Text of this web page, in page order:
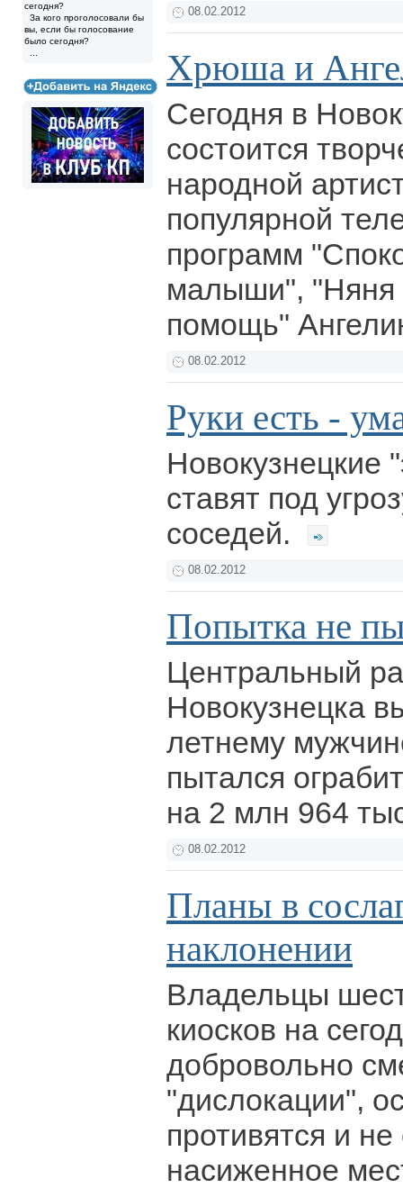
сегодня?
За кого проголосовали бы
вы, если бы голосование
было сегодня?
08.02.2012
Хрюша и
Сегодня в
состоится
народной
популярной
программ
малыши", "Няня
помощь"
08.02.2012
Руки есть -
Новокузнецкие
ставят под
соседей.
08.02.2012
Попытка не
Центральный
Новокузнецка
летнему
пытался
на 2 млн 964
08.02.2012
Планы в
наклонении
Владельцы
киосков на
добровольно
"дислокации",
противятся и
насиженное